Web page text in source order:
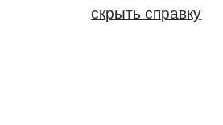
скрыть справку